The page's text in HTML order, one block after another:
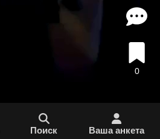
0
Поиск Вашa aнкета